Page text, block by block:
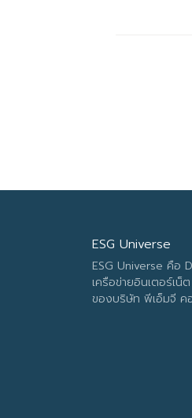
ESG Universe
ESG Universe คือ
เครือข่ายอินเตอร์เน็
ของบริษัท พีเอ็มจี ค